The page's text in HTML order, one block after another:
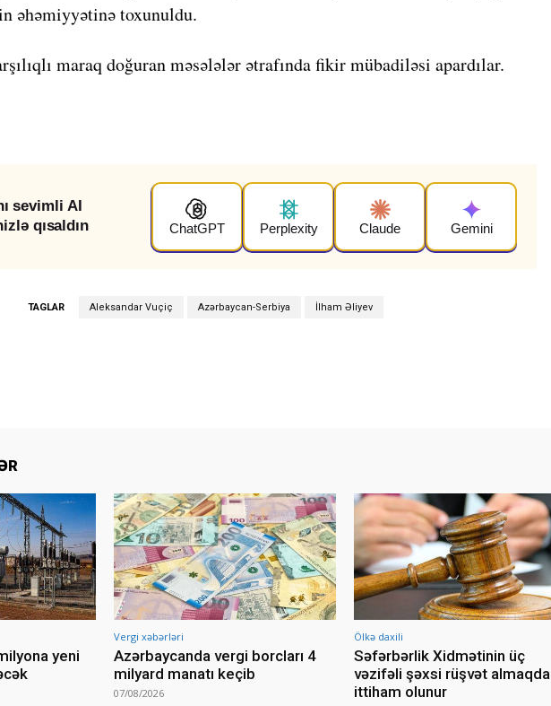
əhəmiyyətinə toxunuldu.
maraq doğuran məsələlər ətrafında fikir mübadiləsi apardılar.
sevimli AI
qısaldın
ChatGPT Perplexity Claude Gemini
TAGLAR Aleksandar Vuçiç Azərbaycan-Serbiya İlham Əliyev
yeni
Vergi xəbərləri
Azərbaycanda vergi borcları 4
milyard manatı keçib
07/08/2026
Ölkə daxili
Səfərbərlik Xidmətinin üç
vəzifəli şəxsi rüşvət almaqda
ittiham olunur